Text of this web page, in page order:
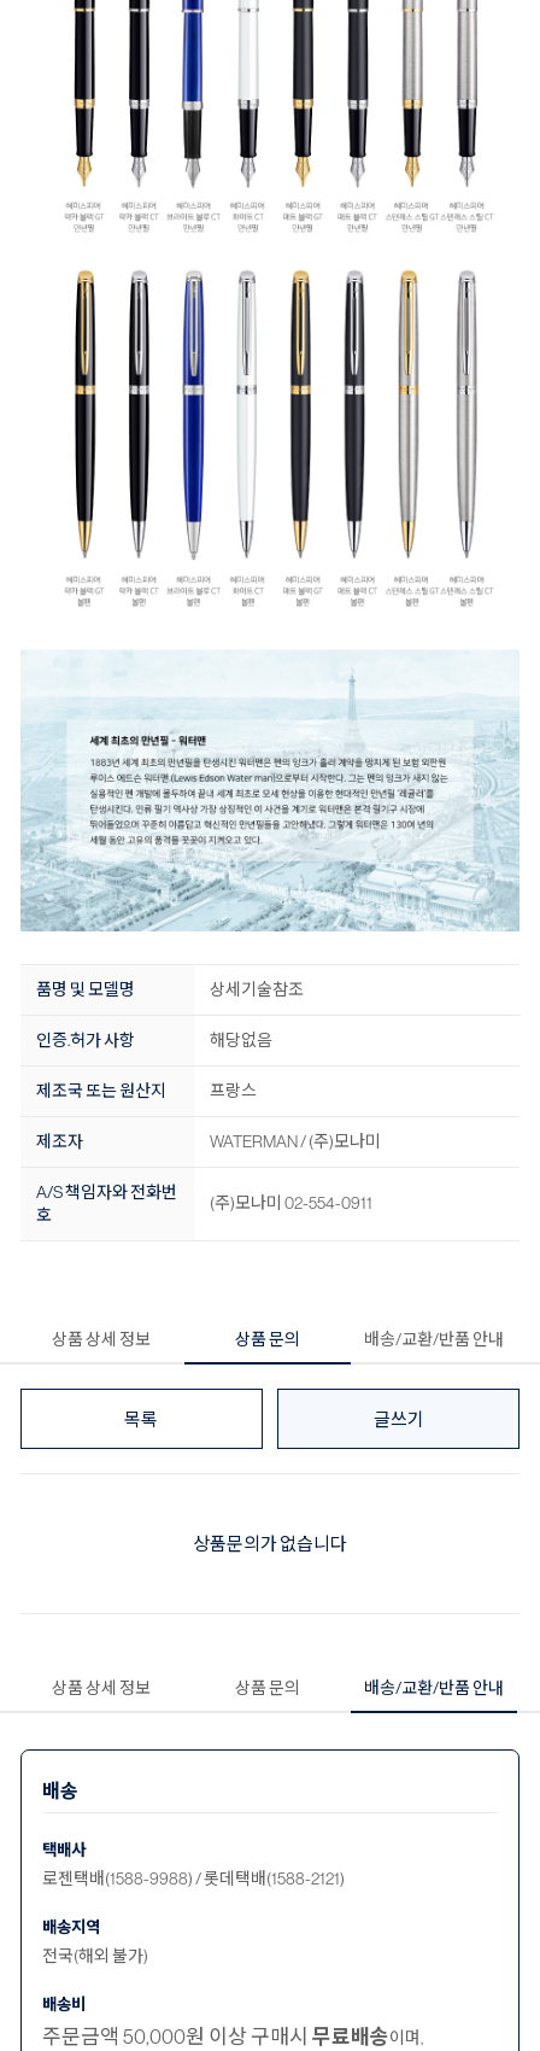
품명 및 모델명 상세기술참조
인증.허가 사항 해당없음
제조국 또는 원산지 프랑스
제조자 WATERMAN / (주)모나미
A/S 책임자와 전화번
호
(주)모나미 02-554-0911
상품 상세 정보 상품 문의 배송/교환/반품 안내
목록 글쓰기
상품문의가 없습니다
상품 상세 정보 상품 문의 배송/교환/반품 안내
배송
택배사
로젠택배(1588-9988) / 롯데택배(1588-2121)
배송지역
전국(해외 불가)
배송비
주문금액 50,000원 이상 구매시 무료배송이며,